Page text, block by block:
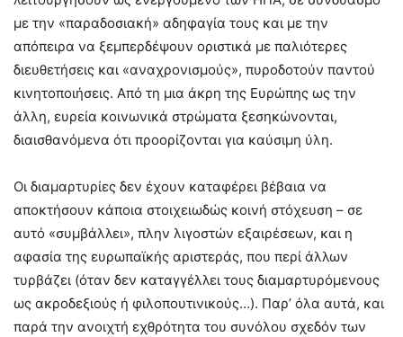
με την «παραδοσιακή» αδηφαγία τους και με την
απόπειρα να ξεμπερδέψουν οριστικά με παλιότερες
διευθετήσεις και «αναχρονισμούς», πυροδοτούν παντού
κινητοποιήσεις. Από τη μια άκρη της Ευρώπης ως την
άλλη, ευρεία κοινωνικά στρώματα ξεσηκώνονται,
διαισθανόμενα ότι προορίζονται για καύσιμη ύλη.
Οι διαμαρτυρίες δεν έχουν καταφέρει βέβαια να
αποκτήσουν κάποια στοιχειωδώς κοινή στόχευση – σε
αυτό «συμβάλλει», πλην λιγοστών εξαιρέσεων, και η
αφασία της ευρωπαϊκής αριστεράς, που περί άλλων
τυρβάζει (όταν δεν καταγγέλλει τους διαμαρτυρόμενους
ως ακροδεξιούς ή φιλοπουτινικούς…). Παρ’ όλα αυτά, και
παρά την ανοιχτή εχθρότητα του συνόλου σχεδόν των